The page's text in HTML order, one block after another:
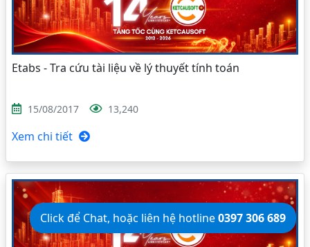
Etabs - Tra cứu tài liệu về lý thuyết tính toán
15/08/2017 13,240
Xem chi tiết
Click để Chat, hoặc liên hệ hotline0397 306 689